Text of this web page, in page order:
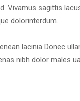
Vivamus sagittis
dolorinterdum.
lacinia Donec
nibh dolor males